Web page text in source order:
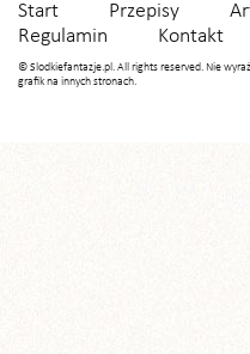
Start Przepisy
Regulamin
Kontakt
© Slodkiefantazje.pl. All rights reserved. Nie
grafik na innych stronach.